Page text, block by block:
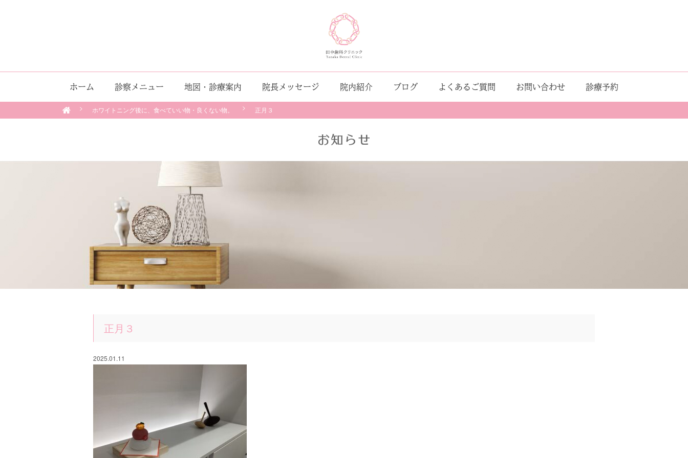
ホーム 診察メニュー 地図・診療案内 院長メッセージ 院内紹介 ブログ よくあるご質問 お問い合わせ 診療予約
ホワイトニング後に、食べていい物・良くない物。 正月３
正月３
2025.01.11